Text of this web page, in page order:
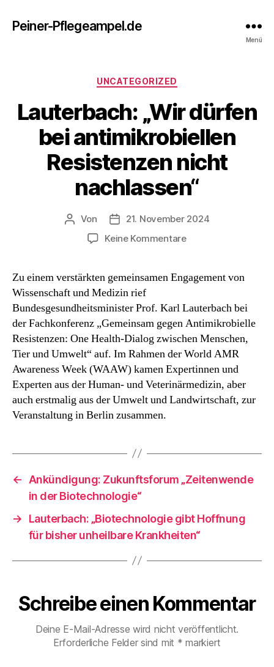
Peiner-Pflegeampel.de
Menü
Kategorien
UNCATEGORIZED
Lauterbach: „Wir dürfen
bei antimikrobiellen
Resistenzen nicht
nachlassen“
Beitragsautor
Von Beitragsdatum
21. November 2024
Keine Kommentarezu
dürfen
antimikrobiellen
Resistenzen
nachlassen“
Zu einem verstärkten gemeinsamen Engagement von
Wissenschaft und Medizin rief
Bundesgesundheitsminister Prof. Karl Lauterbach bei
der Fachkonferenz „Gemeinsam gegen Antimikrobielle
Resistenzen: One Health-Dialog zwischen Menschen,
Tier und Umwelt“ auf. Im Rahmen der World AMR
Awareness Week (WAAW) kamen Expertinnen und
Experten aus der Human- und Veterinärmedizin, aber
auch erstmalig aus der Umwelt und Landwirtschaft, zur
Veranstaltung in Berlin zusammen.
←
Ankündigung: Zukunftsforum „Zeitenwende
in der Biotechnologie“
→
Lauterbach: „Biotechnologie gibt Hoffnung
für bisher unheilbare Krankheiten“
Schreibe einen Kommentar
Deine E-Mail-Adresse wird nicht veröffentlicht.
Erforderliche Felder sind mit * markiert